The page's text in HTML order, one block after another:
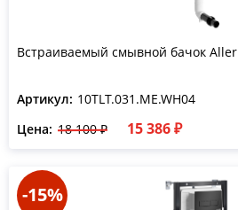
Встраиваемый смывной бачок Aller
Артикул: 10TLT.031.ME.WH04
Цена: 18 100 ₽ 15 386 ₽
-15%